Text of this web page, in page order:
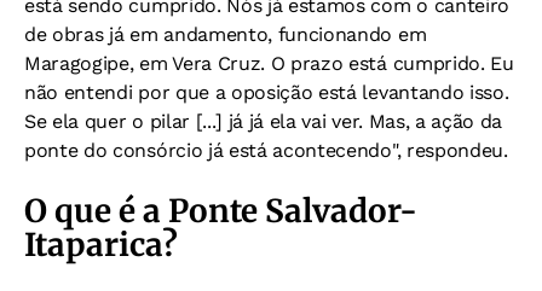
está sendo cumprido. Nós já estamos com o canteiro
de obras já em andamento, funcionando em
Maragogipe, em Vera Cruz. O prazo está cumprido. Eu
não entendi por que a oposição está levantando isso.
Se ela quer o pilar [...] já já ela vai ver. Mas, a ação da
ponte do consórcio já está acontecendo", respondeu.
O que é a Ponte Salvador-
Itaparica?